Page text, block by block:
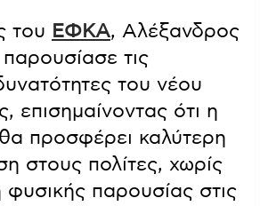
του ΕΦΚΑ, Αλέξανδρος
τις
του νέου
επισημαίνοντας ότι η
προσφέρει καλύτερη
στους πολίτες, χωρίς
φυσικής παρουσίας στις